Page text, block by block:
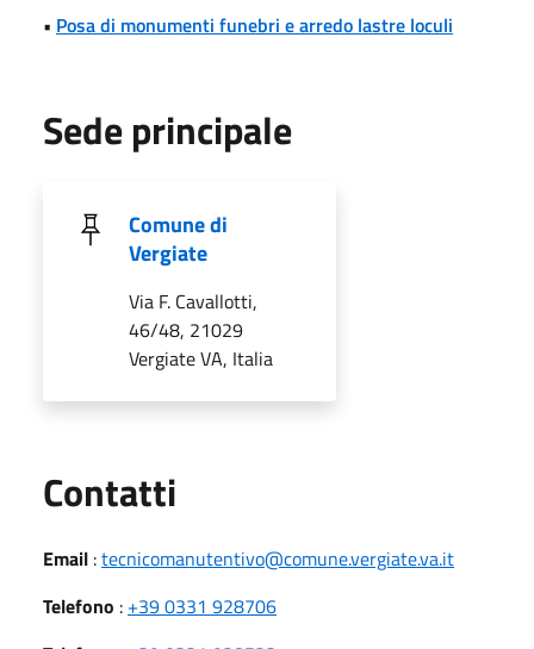
• Posa di monumenti funebri e arredo lastre loculi
Sede principale
Comune di
Vergiate
Via F. Cavallotti,
46/48, 21029
Vergiate VA, Italia
Contatti
Email :tecnicomanutentivo@comune.vergiate.va.it
Telefono : +39 0331 928706